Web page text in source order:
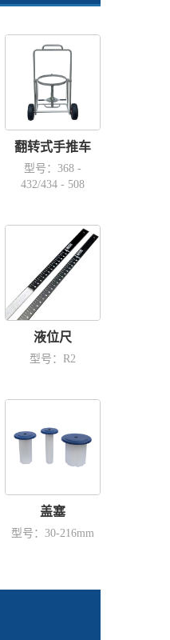
翻转式手推车
型号：368 -
432/434 - 508
液位尺
型号：R2
盖塞
型号：30-216mm